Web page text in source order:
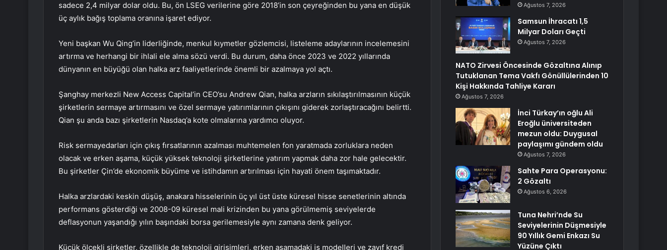
sadece 2,4 milyar dolar oldu. Bu, ön LSEG verilerine göre 2018’in son çeyreğinden bu yana en düşük
üç aylık bağış toplama oranına işaret ediyor.
Yeni başkan Wu Qing’in liderliğinde, menkul kıymetler gözlemcisi, listeleme adaylarının incelemesini
artırma ve herhangi bir ihlali ele alma sözü verdi. Bu durum, daha önce 2023 ve 2022 yıllarında
dünyanın en büyüğü olan halka arz faaliyetlerinde önemli bir azalmaya yol açtı.
Şanghay merkezli New Access Capital’in CEO’su Andrew Qian, halka arzların sıkılaştırılmasının küçük
şirketlerin sermaye artırmasını ve özel sermaye yatırımlarının çıkışını giderek zorlaştıracağını belirtti.
Qian şu anda bazı şirketlerin Nasdaq’a kote olmalarına yardımcı oluyor.
Risk sermayedarları için çıkış fırsatlarının azalması muhtemelen fon yaratmada zorluklara neden
olacak ve erken aşama, küçük yüksek teknoloji şirketlerine yatırım yapmak daha zor hale gelecektir.
Bu şirketler Çin’de ekonomik büyüme ve istihdamın artırılması için hayati önem taşımaktadır.
Halka arzlardaki keskin düşüş, anakara hisselerinin üç yıl üst üste küresel hisse senetlerinin altında
performans gösterdiği ve 2008-09 küresel mali krizinden bu yana görülmemiş seviyelerde
deflasyonun yaşandığı yılın başındaki borsa gerilemesiyle aynı zamana denk geliyor.
Küçük ölçekli şirketler, özellikle de teknoloji girişimleri, erken aşamadaki iş modelleri ve zayıf kredi
Ağustos 7, 2026
Samsun İhracatı 1,5
Milyar Doları Geçti
Ağustos 7, 2026
NATO Zirvesi Öncesinde Gözaltına Alınıp
Tutuklanan Tema Vakfı Gönüllülerinden 10
Kişi Hakkında Tahliye Kararı
Ağustos 7, 2026
İnci Türkay’ın oğlu Ali
Eroğlu üniversiteden
mezun oldu: Duygusal
paylaşımı gündem oldu
Ağustos 7, 2026
Sahte Para Operasyonu:
2 Gözaltı
Ağustos 6, 2026
Tuna Nehri’nde Su
Seviyelerinin Düşmesiyle
90 Yıllık Gemi Enkazı Su
Yüzüne Çıktı